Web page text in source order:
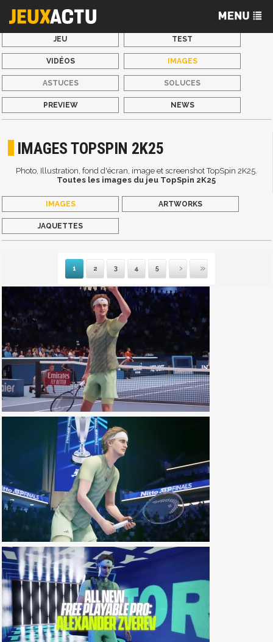
JEU TEST
VIDÉOS IMAGES
ASTUCES SOLUCES
PREVIEW NEWS
IMAGES TOPSPIN 2K25
Photo, Illustration, fond d'écran, image et screenshot TopSpin 2K25.
Toutes les images du jeu TopSpin 2K25
IMAGES ARTWORKS
JAQUETTES
1 2 3 4 5
Suivante
Dernière